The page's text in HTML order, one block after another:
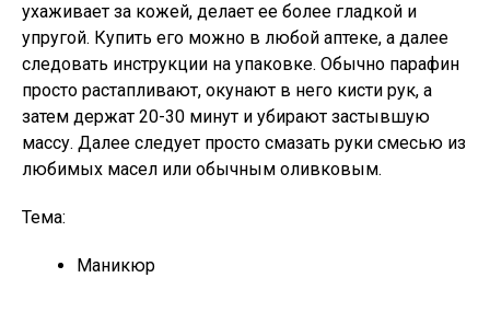
ухаживает за кожей, делает ее более гладкой и
упругой. Купить его можно в любой аптеке, а далее
следовать инструкции на упаковке. Обычно парафин
просто растапливают, окунают в него кисти рук, а
затем держат 20-30 минут и убирают застывшую
массу. Далее следует просто смазать руки смесью из
любимых масел или обычным оливковым.
Тема:
Маникюр